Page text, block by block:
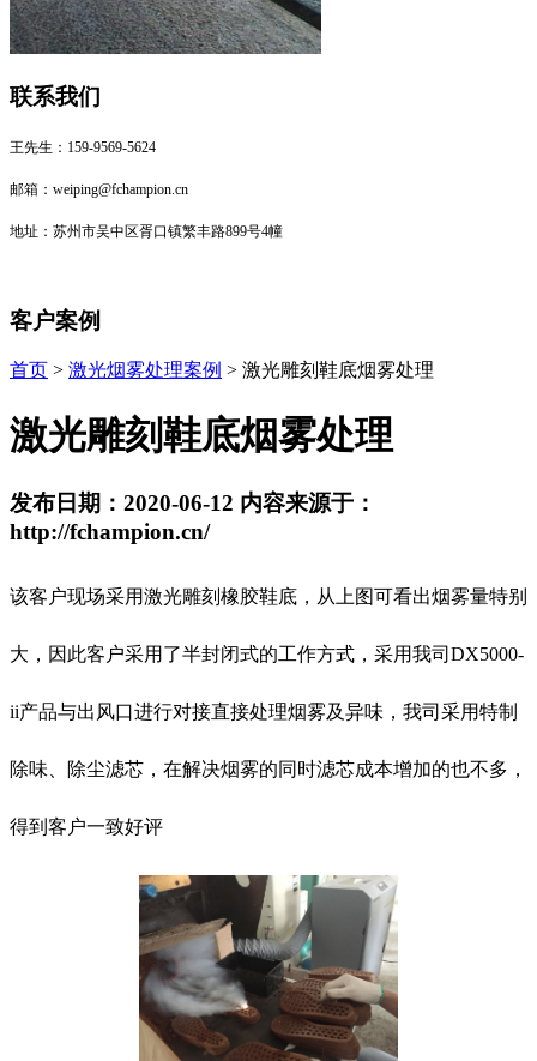
联系我们
王先生：159-9569-5624
邮箱：weiping@fchampion.cn
地址：苏州市吴中区胥口镇繁丰路899号4幢
客户案例
首页 > 激光烟雾处理案例 > 激光雕刻鞋底烟雾处理
激光雕刻鞋底烟雾处理
发布日期：2020-06-12 内容来源于：
http://fchampion.cn/
该客户现场采用激光雕刻橡胶鞋底，从上图可看出烟雾量特别
大，因此客户采用了半封闭式的工作方式，采用我司 DX5000-
ii产品与出风口进行对接直接处理烟雾及异味，我司采用特制
除味、除尘滤芯，在解决烟雾的同时滤芯成本增加的也不多，
得到客户一致好评